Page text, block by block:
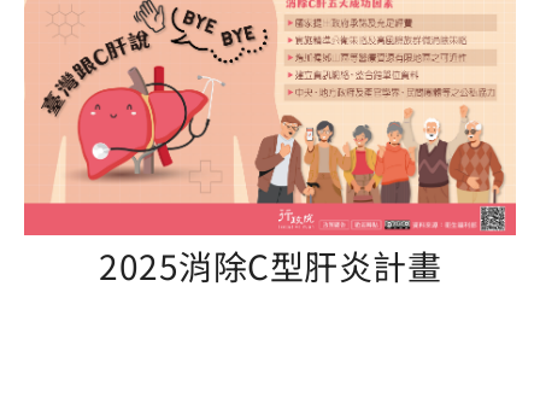
2025消除C型肝炎計畫